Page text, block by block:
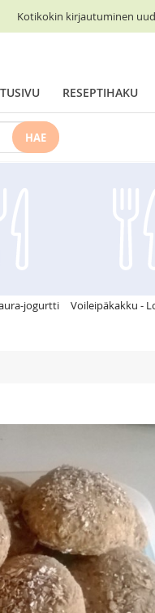
Kotikokin kirjautuminen
RESEPTIHAKU
HAE
jogurtti
Voileipäkakku -